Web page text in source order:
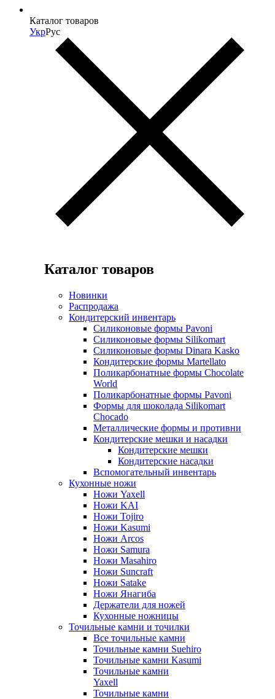
Каталог товаров
УкрРус
Каталог товаров
Новинки
Распродажа
Кондитерский инвентарь
Силиконовые формы Pavoni
Силиконовые формы Silikomart
Силиконовые формы Dinara Kasko
Кондитерские формы Martellato
Поликарбонатные формы Chocolate
World
Поликарбонатные формы Pavoni
Формы для шоколада Silikomart
Chocado
Металлические формы и противни
Кондитерские мешки и насадки
Кондитерские мешки
Кондитерские насадки
Вспомогательный инвентарь
Кухонные ножи
Ножи Yaxell
Ножи KAI
Ножи Tojiro
Ножи Kasumi
Ножи Arcos
Ножи Samura
Ножи Masahiro
Ножи Suncraft
Ножи Satake
Ножи Янагиба
Держатели для ножей
Кухонные ножницы
Точильные камни и точилки
Все точильные камни
Точильные камни Suehiro
Точильные камни Kasumi
Точильные камни
Yaxell
Точильные камни